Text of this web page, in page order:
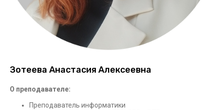
Зотеева Анастасия Алексеевна
О преподавателе:
Преподаватель информатики